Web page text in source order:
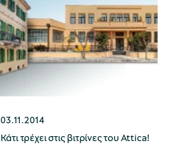
03.11.2014
Κάτι τρέχει στις βιτρίνες του Attica!